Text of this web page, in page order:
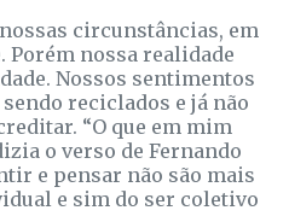
circunstâncias, em
Porém nossa realidade
Nossos sentimentos
reciclados e já não
“O que em mim
o verso de Fernando
e pensar não são mais
e sim do ser coletivo